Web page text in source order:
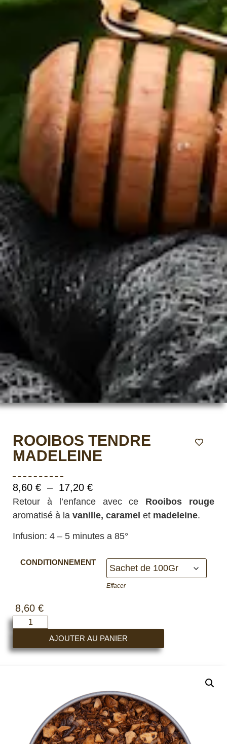
ROOIBOS TENDRE
MADELEINE
8,60 € – 17,20 €
Retour à l’enfance avec ce Rooibos rouge
aromatisé à la vanille, caramel et madeleine.
Infusion: 4 – 5 minutes a 85°
CONDITIONNEMENT
Effacer
8,60 €
AJOUTER AU PANIER